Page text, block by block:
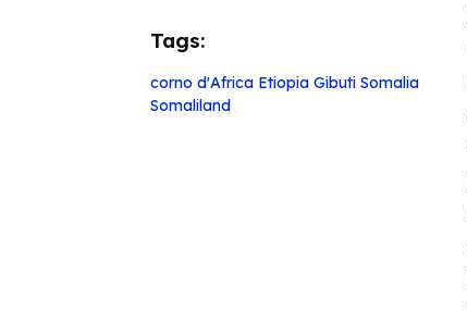
Tags:
corno d'Africa Etiopia Gibuti Somalia
Somaliland